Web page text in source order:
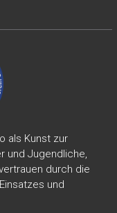
als Kunst zur
und Jugendliche,
durch die
und